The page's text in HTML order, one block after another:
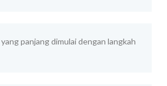
panjang dimulai dengan langkah